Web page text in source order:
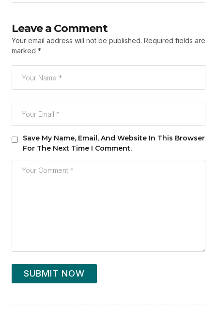
Leave a Comment
Your email address will not be published. Required fields are
marked *
Save My Name, Email, And Website In This Browser
For The Next Time I Comment.
SUBMIT NOW